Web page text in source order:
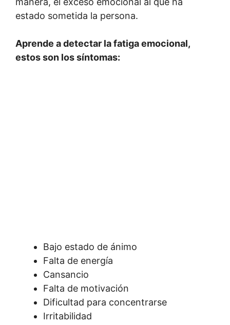
estado sometida la persona.
Aprende a detectar la fatiga emocional,
estos son los síntomas:
Bajo estado de ánimo
Falta de energía
Cansancio
Falta de motivación
Dificultad para concentrarse
Irritabilidad